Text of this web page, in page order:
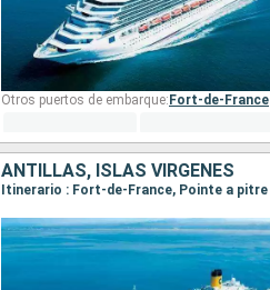
Otros puertos de embarque: Fort-de-France
ANTILLAS, ISLAS VÍRGENES